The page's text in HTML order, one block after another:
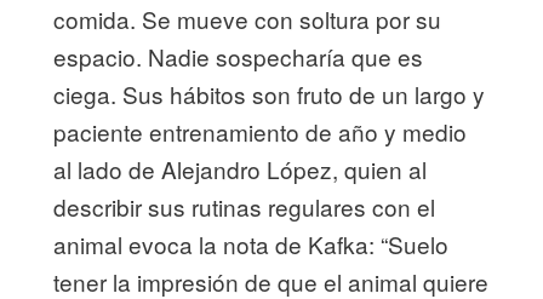
comida. Se mueve con soltura por su
espacio. Nadie sospecharía que es
ciega. Sus hábitos son fruto de un largo y
paciente entrenamiento de año y medio
al lado de Alejandro López, quien al
describir sus rutinas regulares con el
animal evoca la nota de Kafka: “Suelo
tener la impresión de que el animal quiere